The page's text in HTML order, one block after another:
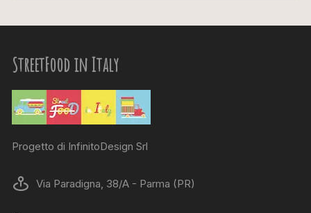
StreetFood in Italy
Progetto di InfinitoDesign Srl
Via Paradigna, 38/A - Parma (PR)